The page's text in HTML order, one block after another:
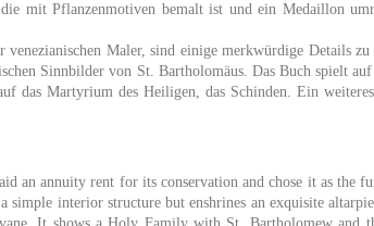
die mit Pflanzenmotiven bemalt ist und ein Medaillon
Maler, sind einige merkwürdige Details
Sinnbilder von St. Bartholomäus. Das Buch spielt
das Martyrium des Heiligen, das Schinden. Ein
an annuity rent for its conservation and chose it as the
simple interior structure but enshrines an exquisite